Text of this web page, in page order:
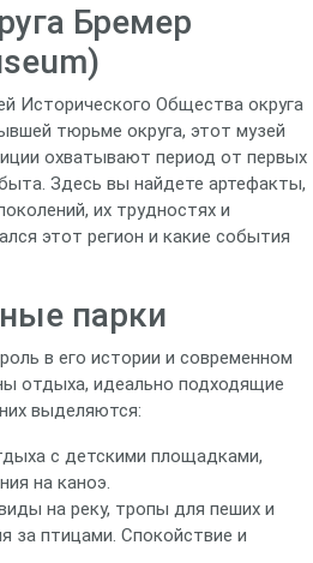
Бремер
Исторического Общества округа
тюрьме округа, этот музей
охватывают период от первых
Здесь вы найдете артефакты,
их трудностях и
этот регион и какие события
парки
в его истории и современном
отдыха, идеально подходящие
выделяются:
с детскими площадками,
на каноэ.
на реку, тропы для пеших и
за птицами. Спокойствие и